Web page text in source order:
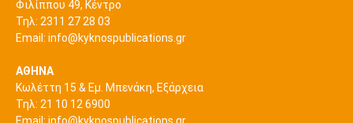
Φιλίππου 49, Κέντρο
Τηλ: 2311 27 28 03
Εmail: info@kyknospublications.gr
ΑΘΗΝΑ
Κωλέττη 15 & Εμ. Μπενάκη, Εξάρχεια
Τηλ: 21 10 12 6900